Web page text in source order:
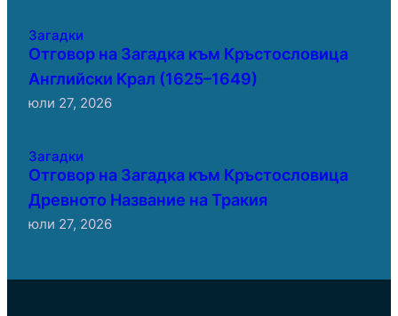
Загадки
Отговор на Загадка към Кръстословица
Английски Крал (1625–1649)
юли 27, 2026
Загадки
Отговор на Загадка към Кръстословица
Древното Название на Тракия
юли 27, 2026